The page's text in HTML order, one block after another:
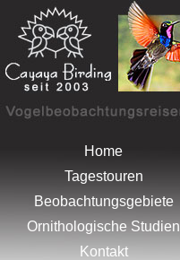
Home
Tagestouren
Beobachtungsgebiete
Ornithologische Studien
Kontakt
Artenliste